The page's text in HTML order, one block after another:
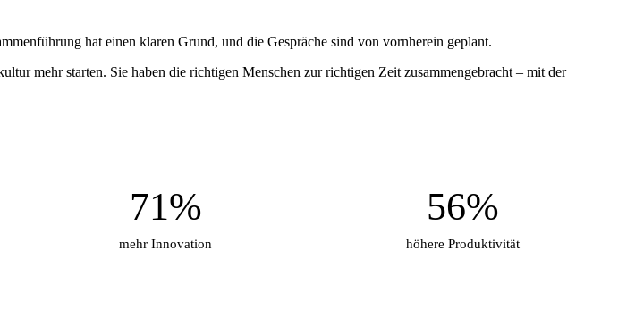
hat einen klaren Grund, und die Gespräche sind von vornherein geplant.
mehr starten. Sie haben die richtigen Menschen zur richtigen Zeit zusammengebracht – mit der
71%
mehr Innovation
56%
höhere Produktivität